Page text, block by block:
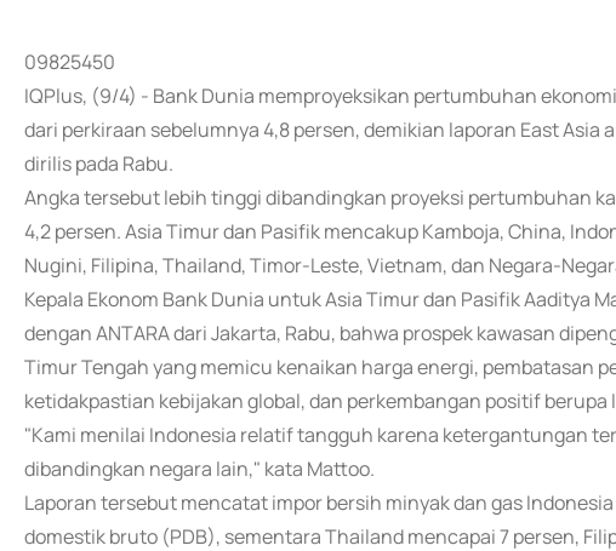
09825450
IQPlus, (9/4) - Bank Dunia memproyeksikan pertumbuhan
dari perkiraan sebelumnya 4,8 persen, demikian laporan East
dirilis pada Rabu.
Angka tersebut lebih tinggi dibandingkan proyeksi pertumbuhan
4,2 persen. Asia Timur dan Pasifik mencakup Kamboja, China,
Nugini, Filipina, Thailand, Timor-Leste, Vietnam, dan Negara-
Kepala Ekonom Bank Dunia untuk Asia Timur dan Pasifik Aaditya
dengan ANTARA dari Jakarta, Rabu, bahwa prospek kawasan
Timur Tengah yang memicu kenaikan harga energi, pembatasan
ketidakpastian kebijakan global, dan perkembangan positif
"Kami menilai Indonesia relatif tangguh karena ketergantungan
dibandingkan negara lain," kata Mattoo.
Laporan tersebut mencatat impor bersih minyak dan gas
domestik bruto (PDB), sementara Thailand mencapai 7 persen,